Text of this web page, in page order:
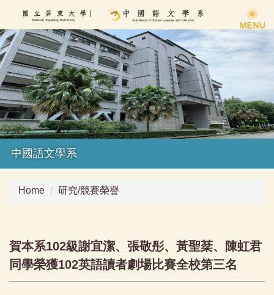
Jump
the
main
content
block
中國語文學系
Home 研究/競賽榮譽
賀本系102級謝宜潔、張敬彤、黃聖棻、陳虹君
同學榮獲102英語讀者劇場比賽全校第三名